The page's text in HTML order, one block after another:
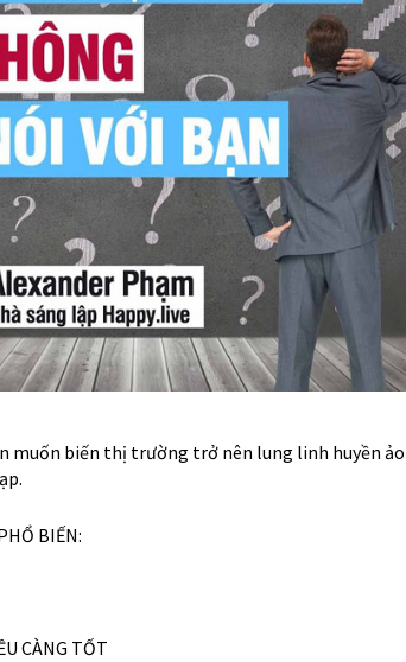
biến thị trường trở nên lung linh huyền ảo
BIẾN:
CÀNG TỐT